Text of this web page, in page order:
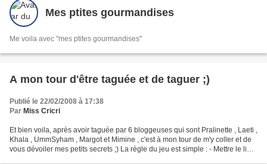
Mes ptites gourmandises
Me voila avec "mes ptites gourmandises"
A mon tour d'être taguée et de taguer ;)
Publié le 22/02/2008 à 17:38
Par Miss Cricri
Et bien voila, après avoir taguée par 6 bloggeuses qui sont Pralinette , Laeti ,
Khala , UmmSyham , Margot et Mimine , c'est à mon tour de m'y coller et de
vous dévoiler mes petits secrets ;) La règle du jeu est simple : - Mettre le lien